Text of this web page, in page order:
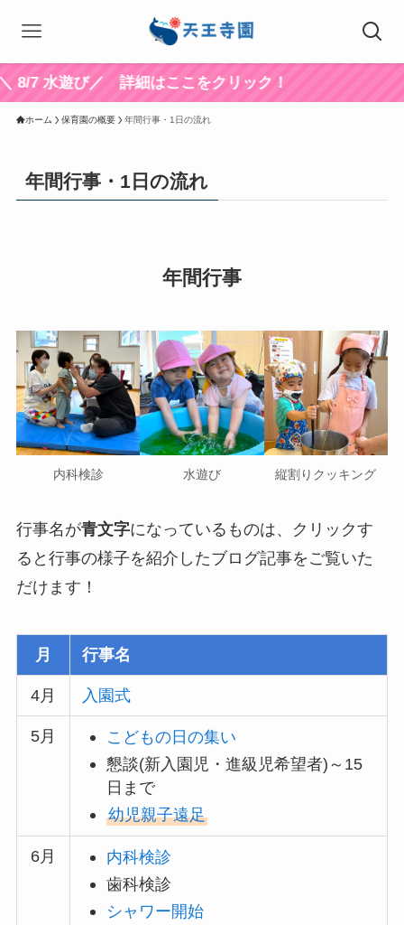
遊び／ 詳細はここをクリック！
ホーム 保育園の概要 年間行事・1日の流れ
年間行事・1日の流れ
年間行事
内科検診 水遊び 縦割りクッキング
行事名が青文字になっているものは、クリックす
ると行事の様子を紹介したブログ記事をご覧いた
だけます！
月 行事名
4月 入園式
5月
こどもの日の集い
懇談(新入園児・進級児希望者)～15
日まで
幼児親子遠足
6月
内科検診
歯科検診
シャワー開始